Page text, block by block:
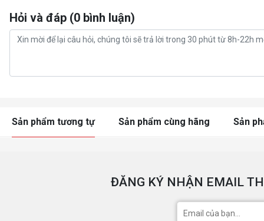
Hỏi và đáp (0 bình luận)
Sản phẩm tương tự Sản phẩm cùng hãng Sản
ĐĂNG KÝ NHẬN EMAIL